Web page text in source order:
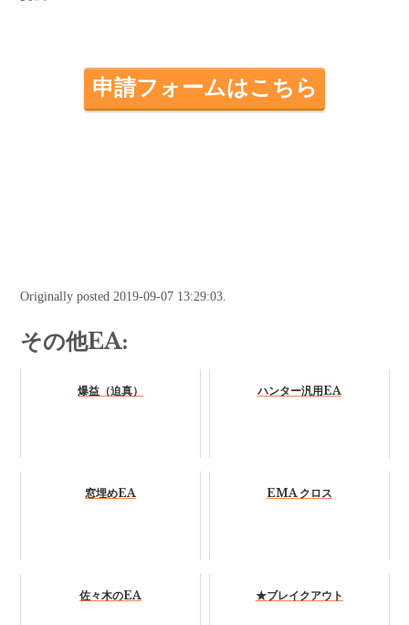
申請フォームはこちら
Originally posted 2019-09-07 13:29:03.
その他EA:
爆益（迫真） ハンター汎用EA
窓埋めEA EMA クロス
佐々木のEA ★ブレイクアウト